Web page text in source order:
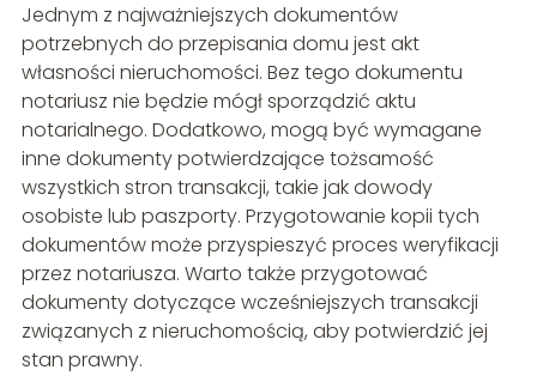
Jednym z najważniejszych dokumentów
potrzebnych do przepisania domu jest akt
własności nieruchomości. Bez tego dokumentu
notariusz nie będzie mógł sporządzić aktu
notarialnego. Dodatkowo, mogą być wymagane
inne dokumenty potwierdzające tożsamość
wszystkich stron transakcji, takie jak dowody
osobiste lub paszporty. Przygotowanie kopii tych
dokumentów może przyspieszyć proces weryfikacji
przez notariusza. Warto także przygotować
dokumenty dotyczące wcześniejszych transakcji
związanych z nieruchomością, aby potwierdzić jej
stan prawny.